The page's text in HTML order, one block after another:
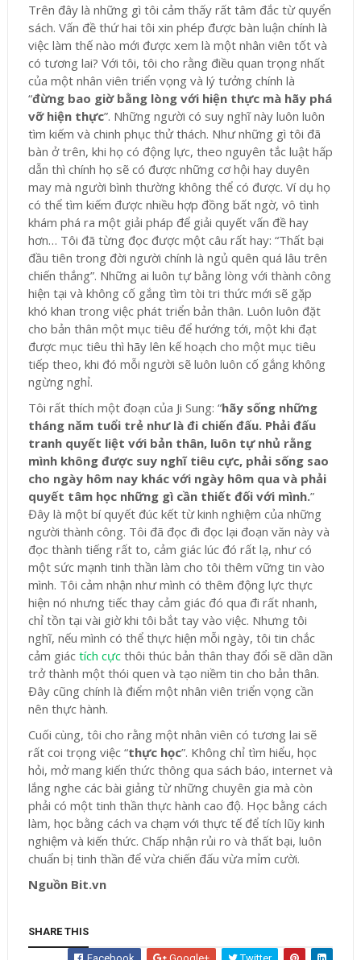
Trên đây là những gì tôi cảm thấy rất tâm đắc từ quyển
sách. Vấn đề thứ hai tôi xin phép được bàn luận chính là
việc làm thế nào mới được xem là một nhân viên tốt và
có tương lai? Với tôi, tôi cho rằng điều quan trọng nhất
của một nhân viên triển vọng và lý tưởng chính là
“đừng bao giờ bằng lòng với hiện thực mà hãy phá
vỡ hiện thực”. Những người có suy nghĩ này luôn luôn
tìm kiếm và chinh phục thử thách. Như những gì tôi đã
bàn ở trên, khi họ có động lực, theo nguyên tắc luật hấp
dẫn thì chính họ sẽ có được những cơ hội hay duyên
may mà người bình thường không thể có được. Ví dụ họ
có thể tìm kiếm được nhiều hợp đồng bất ngờ, vô tình
khám phá ra một giải pháp để giải quyết vấn đề hay
hơn… Tôi đã từng đọc được một câu rất hay: “Thất bại
đầu tiên trong đời người chính là ngủ quên quá lâu trên
chiến thắng”. Những ai luôn tự bằng lòng với thành công
hiện tại và không cố gắng tìm tòi tri thức mới sẽ gặp
khó khan trong việc phát triển bản thân. Luôn luôn đặt
cho bản thân một mục tiêu để hướng tới, một khi đạt
được mục tiêu thì hãy lên kế hoạch cho một mục tiêu
tiếp theo, khi đó mỗi người sẽ luôn luôn cố gắng không
ngừng nghỉ.
Tôi rất thích một đoạn của Ji Sung: “hãy sống những
tháng năm tuổi trẻ như là đi chiến đấu. Phải đấu
tranh quyết liệt với bản thân, luôn tự nhủ rằng
mình không được suy nghĩ tiêu cực, phải sống sao
cho ngày hôm nay khác với ngày hôm qua và phải
quyết tâm học những gì cần thiết đối với mình.”
Đây là một bí quyết đúc kết từ kinh nghiệm của những
người thành công. Tôi đã đọc đi đọc lại đoạn văn này và
đọc thành tiếng rất to, cảm giác lúc đó rất lạ, như có
một sức mạnh tinh thần làm cho tôi thêm vững tin vào
mình. Tôi cảm nhận như mình có thêm động lực thực
hiện nó nhưng tiếc thay cảm giác đó qua đi rất nhanh,
chỉ tồn tại vài giờ khi tôi bắt tay vào việc. Nhưng tôi
nghĩ, nếu mình có thể thực hiện mỗi ngày, tôi tin chắc
cảm giác tích cựcthôi thúc bản thân thay đổi sẽ dần dần
trở thành một thói quen và tạo niềm tin cho bản thân.
Đây cũng chính là điểm một nhân viên triển vọng cần
nên thực hành.
Cuối cùng, tôi cho rằng một nhân viên có tương lai sẽ
rất coi trọng việc “thực học”. Không chỉ tìm hiểu, học
hỏi, mở mang kiến thức thông qua sách báo, internet và
lắng nghe các bài giảng từ những chuyên gia mà còn
phải có một tinh thần thực hành cao độ. Học bằng cách
làm, học bằng cách va chạm với thực tế để tích lũy kinh
nghiệm và kiến thức. Chấp nhận rủi ro và thất bại, luôn
chuẩn bị tinh thần để vừa chiến đấu vừa mỉm cười.
Nguồn Bit.vn
SHARE THIS